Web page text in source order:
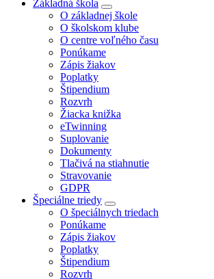
Základná škola
O základnej škole
O školskom klube
O centre voľného času
Ponúkame
Zápis žiakov
Poplatky
Štipendium
Rozvrh
Žiacka knižka
eTwinning
Suplovanie
Dokumenty
Tlačivá na stiahnutie
Stravovanie
GDPR
Špeciálne triedy
O špeciálnych triedach
Ponúkame
Zápis žiakov
Poplatky
Štipendium
Rozvrh